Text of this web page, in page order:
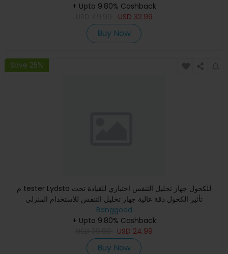
+ Upto 9.80% Cashback
USD 32.99
Buy Now
Save 25%
م tester Lydsto للكحول جهاز تحليل التنفس اختباري للقيادة تحت
تأثير الكحول دقة عالية جهاز تحليل التنفس للاستخدام المنزلي
Banggood
+ Upto 9.80% Cashback
USD 24.99
Buy Now